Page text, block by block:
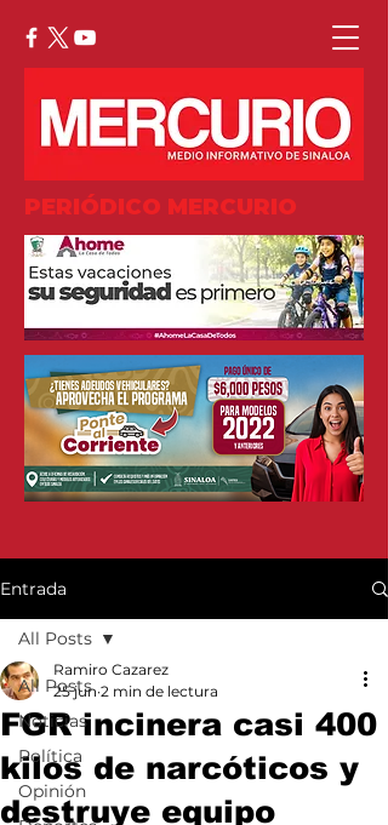
PERIÓDICO MERCURIO
Entrada
All Posts
Noticias
Política
Opinión
All Posts
FGR incinera casi 400
kilos de narcóticos y
destruye equipo
Ramiro Cazarez
25 jun 2 min de lectura